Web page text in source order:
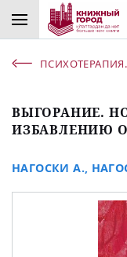
ВЫГОРАНИЕ.
ИЗБАВЛЕНИЮ
НАГОСКИ А.,